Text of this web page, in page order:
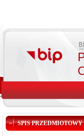
SPIS PRZEDMIOTOWY